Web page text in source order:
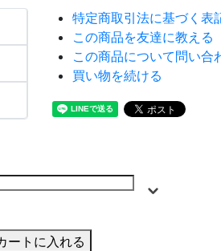
特定商取引法に基づく表
この商品を友達に教える
この商品について問い合
買い物を続ける
ートに入れる